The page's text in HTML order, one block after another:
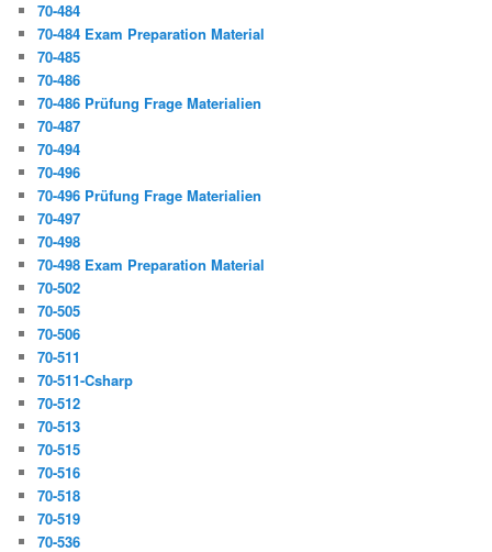
70-484
70-484 Exam Preparation Material
70-485
70-486
70-486 Prüfung Frage Materialien
70-487
70-494
70-496
70-496 Prüfung Frage Materialien
70-497
70-498
70-498 Exam Preparation Material
70-502
70-505
70-506
70-511
70-511-Csharp
70-512
70-513
70-515
70-516
70-518
70-519
70-536